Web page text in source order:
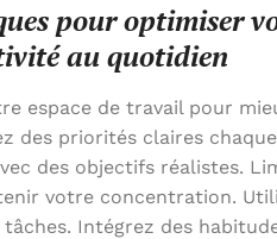
pour optimiser
au quotidien
espace de travail pour
des priorités claires
des objectifs réalistes.
votre concentration.
Intégrez des